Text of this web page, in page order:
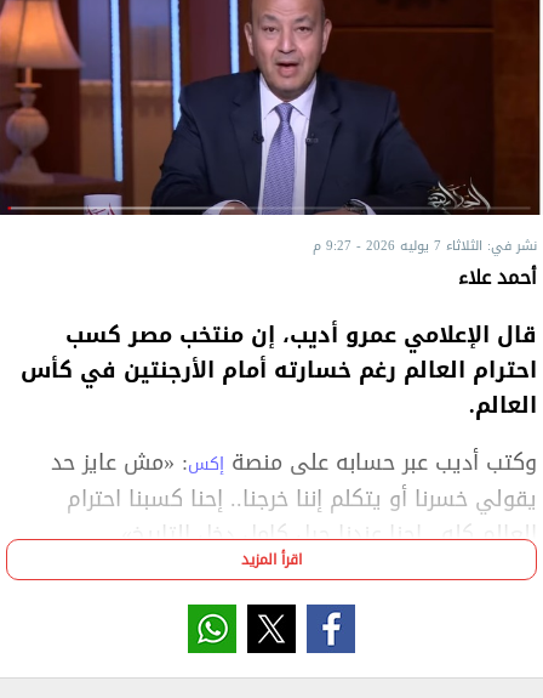
نشر في: الثلاثاء 7 يوليه 2026 - 9:27 م
أحمد علاء
قال الإعلامي عمرو أديب، إن منتخب مصر كسب
احترام العالم رغم خسارته أمام الأرجنتين في كأس
العالم.
وكتب أديب عبر حسابه على منصة إكس: «مش عايز حد
يقولي خسرنا أو يتكلم إننا خرجنا.. إحنا كسبنا احترام
العالم كله.. إحنا عندنا جيل كامل دخل التاريخ».
وأضاف: «كان حلم جميل بنهاية واقعية جدًا، شكرا
للأبطال.. شكرًا لحسام وزي ما قلت دي بطولة مجاملة
الكبار ومراعاة الأسامي لكن سنقف في المطار في
اقرأ المزيد